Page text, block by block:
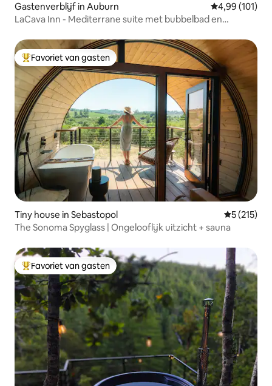
Gastenverblijf in Auburn Gemiddelde
4,99 (101)
LaCava Inn - Mediterrane suite met bubbelbad en
Topfavoriet van gasten
Favoriet van gasten
Tiny house in Sebastopol
5 (215)
The Sonoma Spyglass | Ongelooflijk uitzicht + sauna
Topfavoriet van gasten
Favoriet van gasten